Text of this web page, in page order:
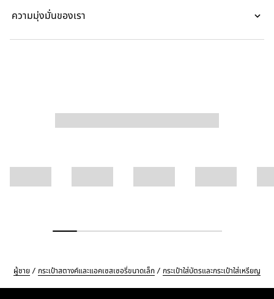
ความมุ่งมั่นของเรา
ผู้ชาย กระเป๋าสตางค์และแอคเซสเซอรี่ขนาดเล็ก กระเป๋าใส่บัตรและกระเป๋าใส่เหรียญ